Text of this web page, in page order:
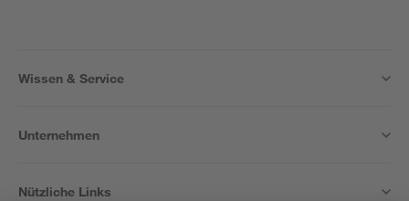
Wissen & Service
Unternehmen
Nützliche Links